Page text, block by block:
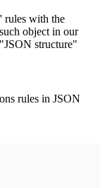
rules with the
object in our
structure"
rules in JSON